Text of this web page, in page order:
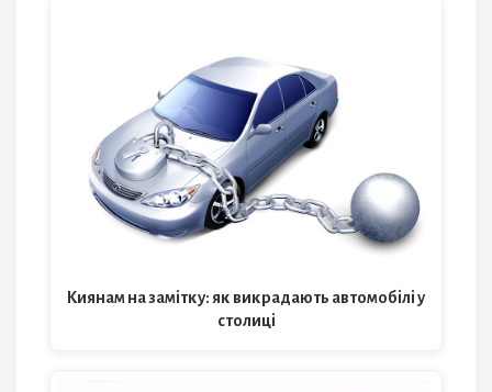
Киянам на замітку: як викрадають автомобілі у
столиці